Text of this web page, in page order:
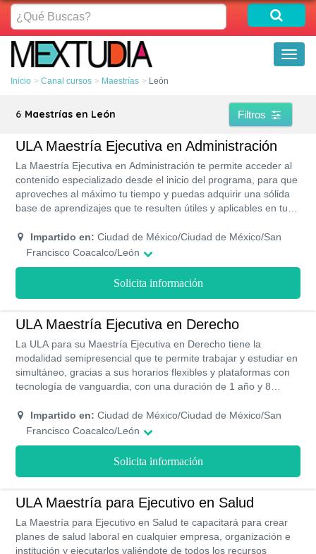
¿Qué
Buscas?
Inicio Canal cursos Maestrías León
6 Maestrías en León Filtros
ULA Maestría Ejecutiva en Administración
La Maestría Ejecutiva en Administración te permite acceder al
contenido especializado desde el inicio del programa, para que
aproveches al máximo tu tiempo y puedas adquirir una sólida
base de aprendizajes que te resulten útiles y aplicables en tu
tus objetivos dentro de la misma. En este sentido, los
mencionados estudios constituyen un importante salto en tu
dentro de carrera. Se potenciarán habilidades para consolidar
Impartido en: Ciudad de México/Ciudad de México/San
Francisco Coacalco/León
Solicita información
ULA Maestría Ejecutiva en Derecho
La ULA para su Maestría Ejecutiva en Derecho tiene la
modalidad semipresencial que te permite trabajar y estudiar en
simultáneo, gracias a sus horarios flexibles y plataformas con
tecnología de vanguardia, con una duración de 1 año y 8
posibilidad a través de tus herramientas, habilidades y
destrezas reformar leyes y aplicarlas de manera idónea para la
Impartido en: Ciudad de México/Ciudad de México/San
Francisco Coacalco/León
Solicita información
ULA Maestría para Ejecutivo en Salud
La Maestría para Ejecutivo en Salud te capacitará para crear
planes de salud laboral en cualquier empresa, organización e
institución y ejecutarlos valiéndote de todos los recursos